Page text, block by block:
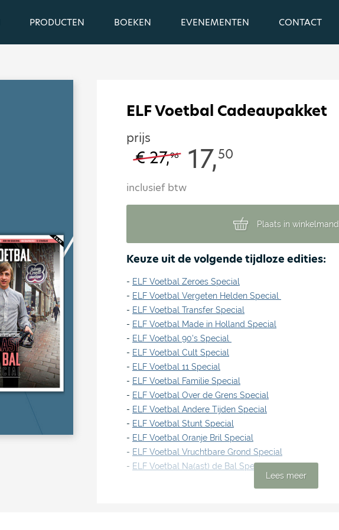
PRODUCTEN BOEKEN EVENEMENTEN CONTACT
ELF Voetbal Cadeaupakket
prijs
€ 27,96 17,50
inclusief btw
Plaats in winkelmand
Keuze uit de volgende tijdloze edities:
- ELF Voetbal Zeroes Special
- ELF Voetbal Vergeten Helden Special
- ELF Voetbal Transfer Special
- ELF Voetbal Made in Holland Special
- ELF Voetbal 90's Special
- ELF Voetbal Cult Special
- ELF Voetbal 11 Special
- ELF Voetbal Familie Special
- ELF Voetbal Over de Grens Special
- ELF Voetbal Andere Tijden Special
- ELF Voetbal Stunt Special
- ELF Voetbal Oranje Bril Special
- ELF Voetbal Vruchtbare Grond Special
- ELF Voetbal Na(ast) de Bal Special
Lees meer